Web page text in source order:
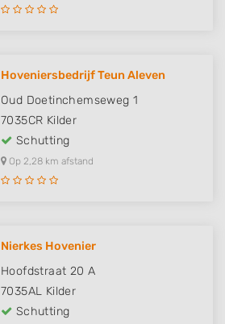
Hoveniersbedrijf Teun Aleven
Oud Doetinchemseweg 1
7035CR Kilder
Schutting
Op 2,28 km afstand
Nierkes Hovenier
Hoofdstraat 20 A
7035AL Kilder
Schutting